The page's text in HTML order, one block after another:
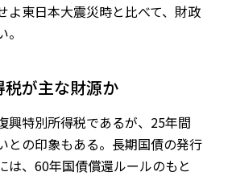
よ東日本大震災時と比べて、財政
が主な財源か
興特別所得税であるが、25年間
との印象もある。長期国債の発行
は、60年国債償還ルールのもと